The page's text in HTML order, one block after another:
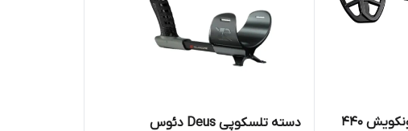
دسته تلسکوپی Deus دئوس